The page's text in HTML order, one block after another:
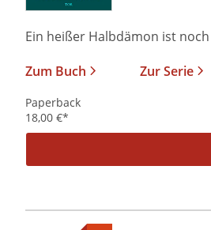
Ein heißer Halbdämon ist
Zum Buch
Zur Serie
Paperback
18,00 €*